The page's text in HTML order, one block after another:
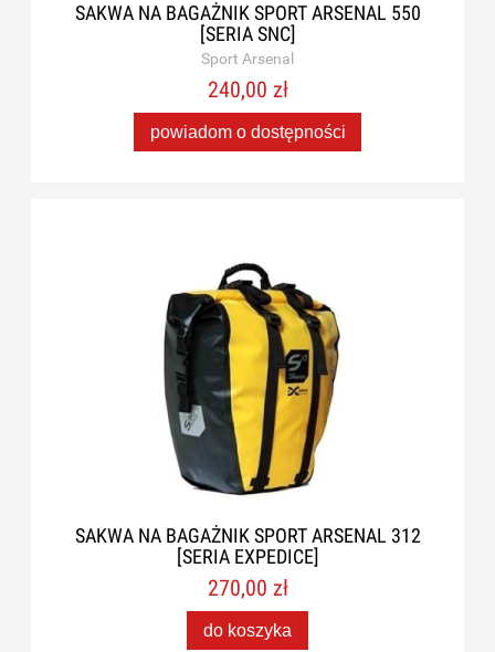
SAKWA NA BAGAŻNIK SPORT ARSENAL 550
[SERIA SNC]
Sport Arsenal
240,00 zł
powiadom o dostępności
SAKWA NA BAGAŻNIK SPORT ARSENAL 312
[SERIA EXPEDICE]
270,00 zł
do koszyka